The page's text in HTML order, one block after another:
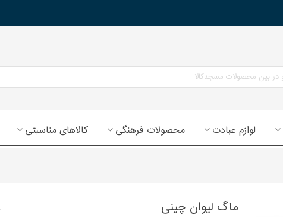
لوازم عبادت محصولات فرهنگی کالاهای مناسبتی
ماگ لیوان چینی